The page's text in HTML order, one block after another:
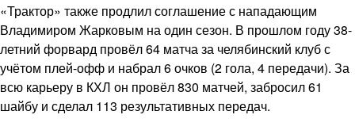
«Трактор» также продлил соглашение с нападающим
Владимиром Жарковым на один сезон. В прошлом году 38-
летний форвард провёл 64 матча за челябинский клуб с
учётом плей-офф и набрал 6 очков (2 гола, 4 передачи). За
всю карьеру в КХЛ он провёл 830 матчей, забросил 61
шайбу и сделал 113 результативных передач.